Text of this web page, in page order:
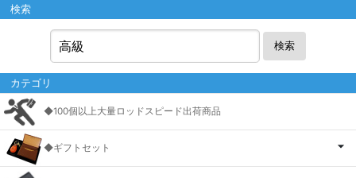
検索
検索
カテゴリ
◆100個以上大量ロッドスピード出荷商品
◆ギフトセット